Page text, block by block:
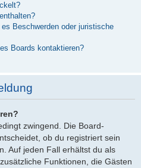
Beschwerden oder juristische
Boards kontaktieren?
zwingend. Die Board-
ob du registriert sein
Auf jeden Fall erhältst du als
Funktionen, die Gästen